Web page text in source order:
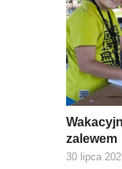
zalewem
30 lipca